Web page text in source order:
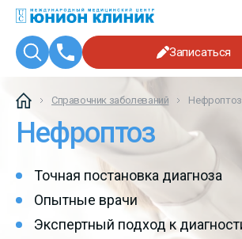
Записаться
Справочник заболеваний Нефроптоз
Нефроптоз
Точная постановка диагноза
Опытные врачи
Экспертный подход к